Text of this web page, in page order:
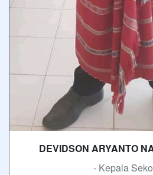
DEVIDSON ARYANTO
- Kepala